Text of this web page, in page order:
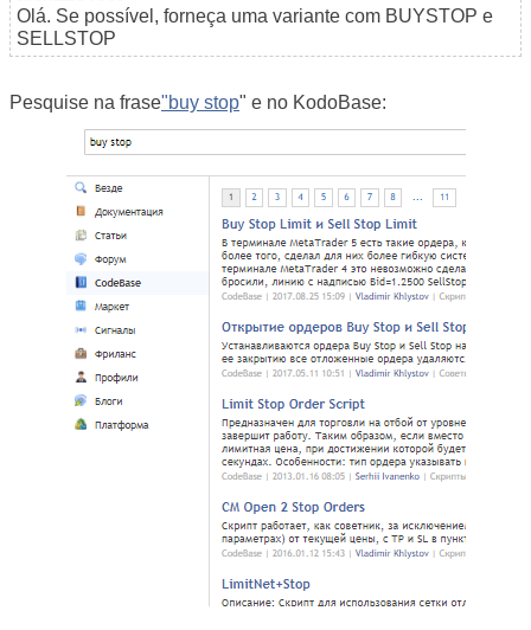
Olá. Se possível, forneça uma variante com BUYSTOP e
SELLSTOP
Pesquise na frase"buy stop" e no KodoBase: